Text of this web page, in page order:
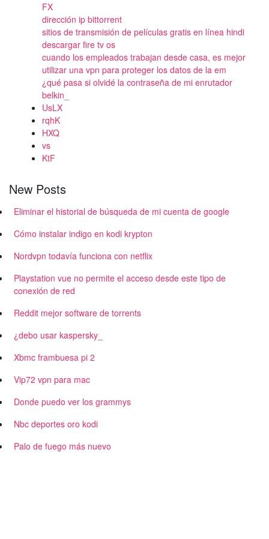
FX
dirección ip bittorrent
sitios de transmisión de películas gratis en línea hindi
descargar fire tv os
cuando los empleados trabajan desde casa, es mejor
utilizar una vpn para proteger los datos de la em
¿qué pasa si olvidé la contraseña de mi enrutador
belkin_
UsLX
rqhK
HXQ
vs
KtF
New Posts
Eliminar el historial de búsqueda de mi cuenta de google
Cómo instalar indigo en kodi krypton
Nordvpn todavía funciona con netflix
Playstation vue no permite el acceso desde este tipo de
conexión de red
Reddit mejor software de torrents
¿debo usar kaspersky_
Xbmc frambuesa pi 2
Vip72 vpn para mac
Donde puedo ver los grammys
Nbc deportes oro kodi
Palo de fuego más nuevo